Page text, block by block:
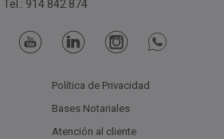
Tel.: 914 842 874
Política de Privacidad
Bases Notariales
Atención al cliente